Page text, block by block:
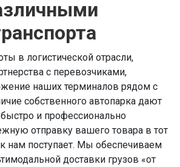
в логистической отрасли,
с перевозчиками,
наших терминалов рядом с
собственного автопарка дают
и профессионально
отправку вашего товара в тот
нам поступает. Мы обеспечиваем
доставки грузов «от